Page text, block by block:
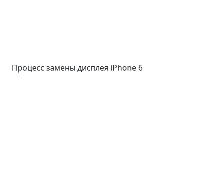
Процесс замены дисплея iPhone 6